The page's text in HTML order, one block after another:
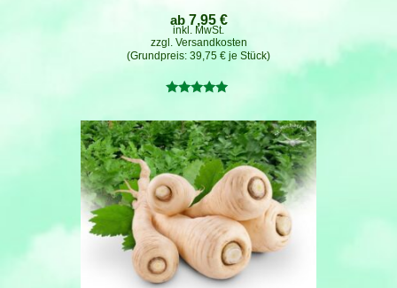
5.00
von 5
ab 7,95 €
39,75 € je Stück
inkl. MwSt.
zzgl. Versandkosten